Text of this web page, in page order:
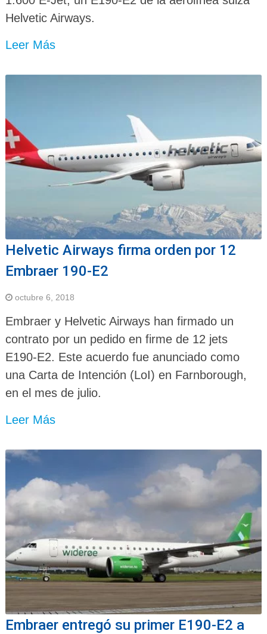
Helvetic Airways.
Leer Más
Helvetic Airways firma orden por 12
Embraer 190-E2
octubre 6, 2018
Embraer y Helvetic Airways han firmado un
contrato por un pedido en firme de 12 jets
E190-E2. Este acuerdo fue anunciado como
una Carta de Intención (LoI) en Farnborough,
en el mes de julio.
Leer Más
Embraer entregó su primer E190-E2 a